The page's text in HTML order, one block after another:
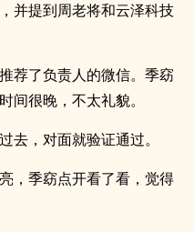
并提到周老将和云泽科技
荐了负责人的微信。季窈
间很晚，不太礼貌。
去，对面就验证通过。
，季窈点开看了看，觉得